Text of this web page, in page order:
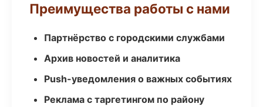
Преимущества работы с нами
Партнёрство с городскими службами
Архив новостей и аналитика
Push-уведомления о важных событиях
Реклама с таргетингом по району